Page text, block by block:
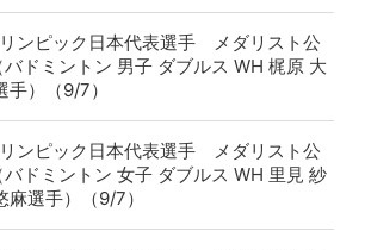
ンピック日本代表選手 メダリスト公
ドミントン 男子 ダブルス WH 梶原 大
）（9/7）
ンピック日本代表選手 メダリスト公
ドミントン 女子 ダブルス WH 里見 紗
選手）（9/7）